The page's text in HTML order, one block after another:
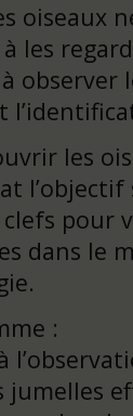
oiseaux
les
observer
les
l’objectif
pour
dans le
:
jumelles